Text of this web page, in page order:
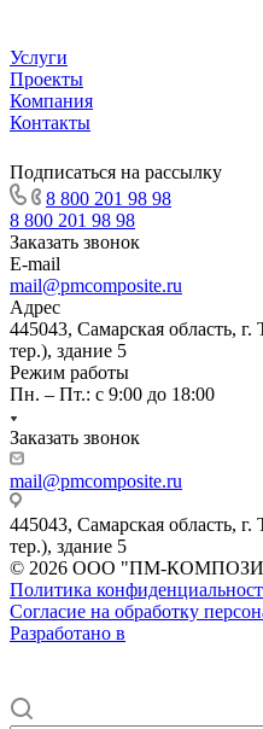
Услуги
Проекты
Компания
Контакты
Подписаться на рассылку
8 800 201 98 98
8 800 201 98 98
Заказать звонок
E-mail
mail@pmcomposite.ru
Адрес
445043, Самарская область,
тер.), здание 5
Режим работы
Пн. – Пт.: с 9:00 до 18:00
Заказать звонок
mail@pmcomposite.ru
445043, Самарская область,
тер.), здание 5
© 2026 ООО "ПМ-
Политика
Согласие на обработку
Разработано в